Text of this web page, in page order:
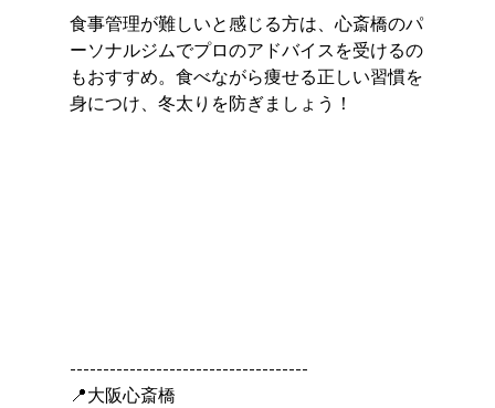
食事管理が難しいと感じる方は、心斎橋のパ
ーソナルジムでプロのアドバイスを受けるの
もおすすめ。食べながら痩せる正しい習慣を
身につけ、冬太りを防ぎましょう！
------------------------------------
📍大阪心斎橋